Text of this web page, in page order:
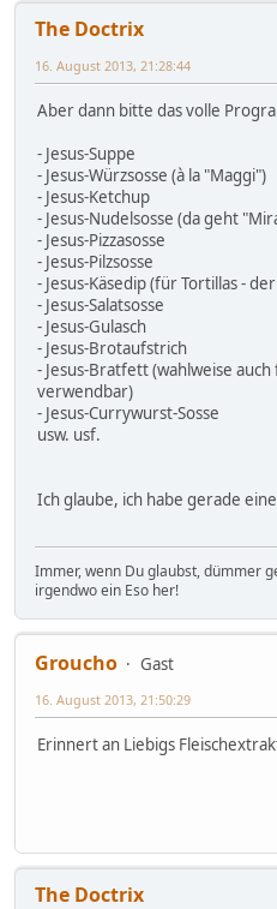
The Doctrix
16. August 2013, 21:28:44
Aber dann bitte das volle
- Jesus-Suppe
- Jesus-Würzsosse (à la "Maggi")
- Jesus-Ketchup
- Jesus-Nudelsosse (da geht
- Jesus-Pizzasosse
- Jesus-Pilzsosse
- Jesus-Käsedip (für Tortillas -
- Jesus-Salatsosse
- Jesus-Gulasch
- Jesus-Brotaufstrich
- Jesus-Bratfett (wahlweise
verwendbar)
- Jesus-Currywurst-Sosse
usw. usf.
Ich glaube, ich habe gerade
Immer, wenn Du glaubst, dümmer
irgendwo ein Eso her!
Groucho
Gast
16. August 2013, 21:50:29
Erinnert an Liebigs
The Doctrix